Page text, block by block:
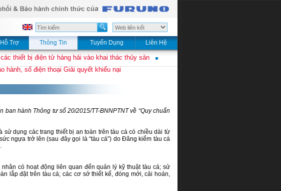
Hỗ Trợ Thông Tin Tuyển Dụng Liên Hệ
thiết bị điện tử hàng hải vào khai thác thủy sản
hành, số điện thoại Giải quyết khiếu nại
hành Thông tư số 20/2015/TT-BNNPTNT về “Quy chuẩn
sử dụng các trang thiết bị an toàn trên tàu cá có chiều dài từ
ngựa trở lên (sau đây gọi là “tàu cá”) do Đăng kiểm tàu cá
có hoạt động liên quan đến quản lý kỹ thuật tàu cá; sử
lắp đặt trên tàu cá; các cơ sở thiết kế, đóng mới, cải hoán,